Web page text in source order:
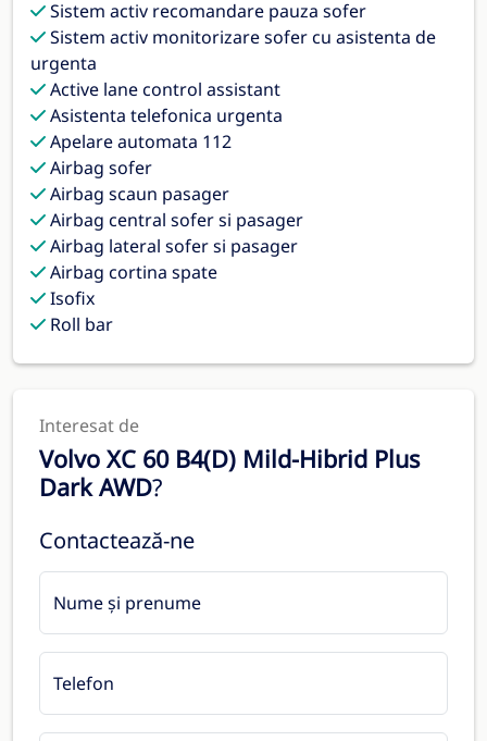
Sistem activ recomandare pauza sofer
Sistem activ monitorizare sofer cu asistenta de
urgenta
Active lane control assistant
Asistenta telefonica urgenta
Apelare automata 112
Airbag sofer
Airbag scaun pasager
Airbag central sofer si pasager
Airbag lateral sofer si pasager
Airbag cortina spate
Isofix
Roll bar
Interesat de
Volvo XC 60 B4(D) Mild-Hibrid Plus
Dark AWD?
Contactează-ne
Nume și prenume
Telefon